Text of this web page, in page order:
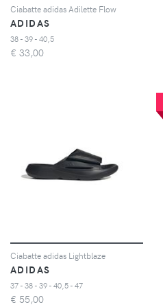
Ciabatte adidas Adilette Flow
ADIDAS
38 - 39 - 40,5
€ 33,00
Ciabatte adidas Lightblaze
ADIDAS
37 - 38 - 39 - 40,5 - 47
€ 55,00